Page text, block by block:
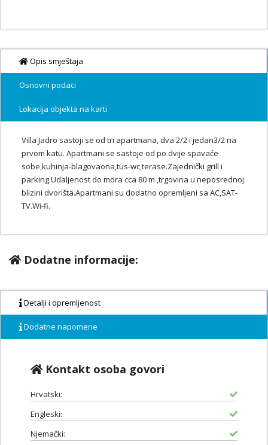
Opis smještaja
Osnovni podaci
Lokacija objekta na karti
Villa Jadro sastoji se od tri apartmana, dva 2/2 i jedan3/2 na
prvom katu. Apartmani se sastoje od po dvije spavaće
sobe,kuhinja-blagovaona,tus-wc,terase.Zajednički grill i
parking.Udaljenost do mora cca 80 m ,trgovina u neposrednoj
blizini dvorišta.Apartmani su dodatno opremljeni sa AC,SAT-
TV.Wi-fi.
Dodatne informacije:
Detalji i opremljenost
Dodatne napomene
Kontakt osoba govori
Hrvatski:
Engleski:
Njemački: